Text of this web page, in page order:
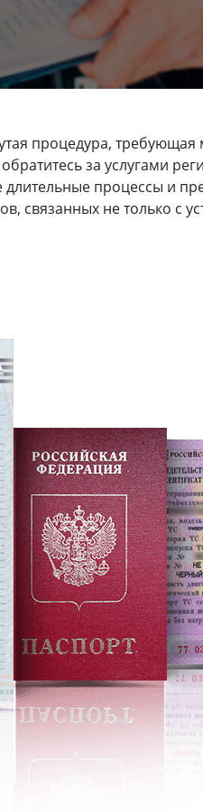
процедура, требующая
за услугами
процессы и
связанных не только с